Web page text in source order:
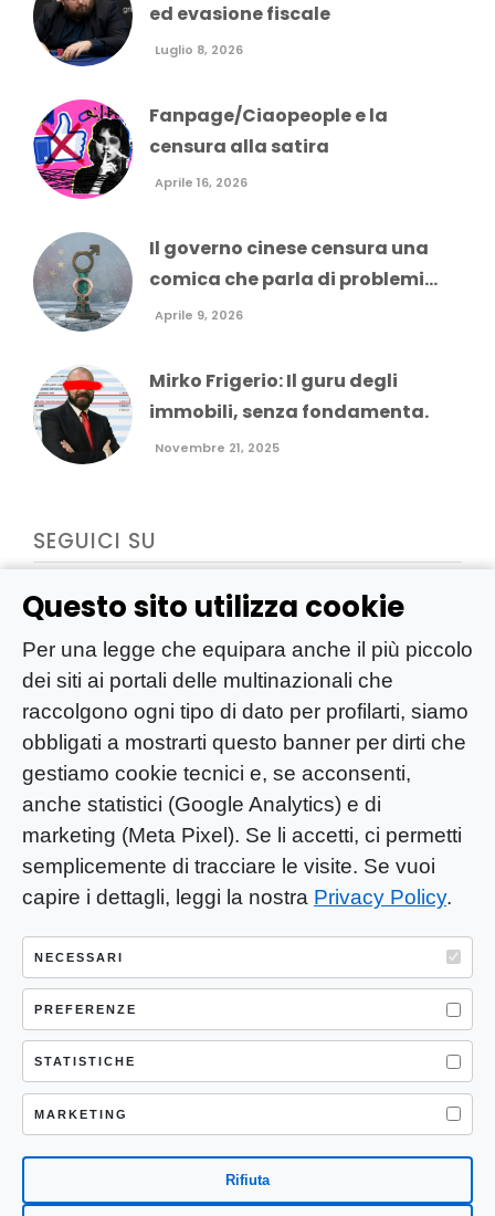
Questo sito utilizza cookie
Per una legge che equipara anche il più piccolo
dei siti ai portali delle multinazionali che
raccolgono ogni tipo di dato per profilarti, siamo
obbligati a mostrarti questo banner per dirti che
gestiamo cookie tecnici e, se acconsenti,
anche statistici (Google Analytics) e di
marketing (Meta Pixel). Se li accetti, ci permetti
semplicemente di tracciare le visite. Se vuoi
capire i dettagli, leggi la nostra Privacy Policy.
NECESSARI
PREFERENZE
STATISTICHE
MARKETING
Rifiuta
ed evasione fiscale
Luglio 8, 2026
Fanpage/Ciaopeople e la
censura alla satira
Aprile 16, 2026
Il governo cinese censura una
comica che parla di problemi...
Aprile 9, 2026
Mirko Frigerio: Il guru degli
immobili, senza fondamenta.
Novembre 21, 2025
SEGUICI SU
YOU-ng Slow Journalism è una testata
giornalistica di proprietà di Mastino S.R.L.
Registrazione presso Trib. Santa Maria
Capua Vetere (CE) n° 900 del 31/01/2025 |
ISSN 3103-4683
P.IVA: 04755530617
Sede Legale: CASERTA – VIA LORENZO MARIA
NERONI 11 CAP 81100